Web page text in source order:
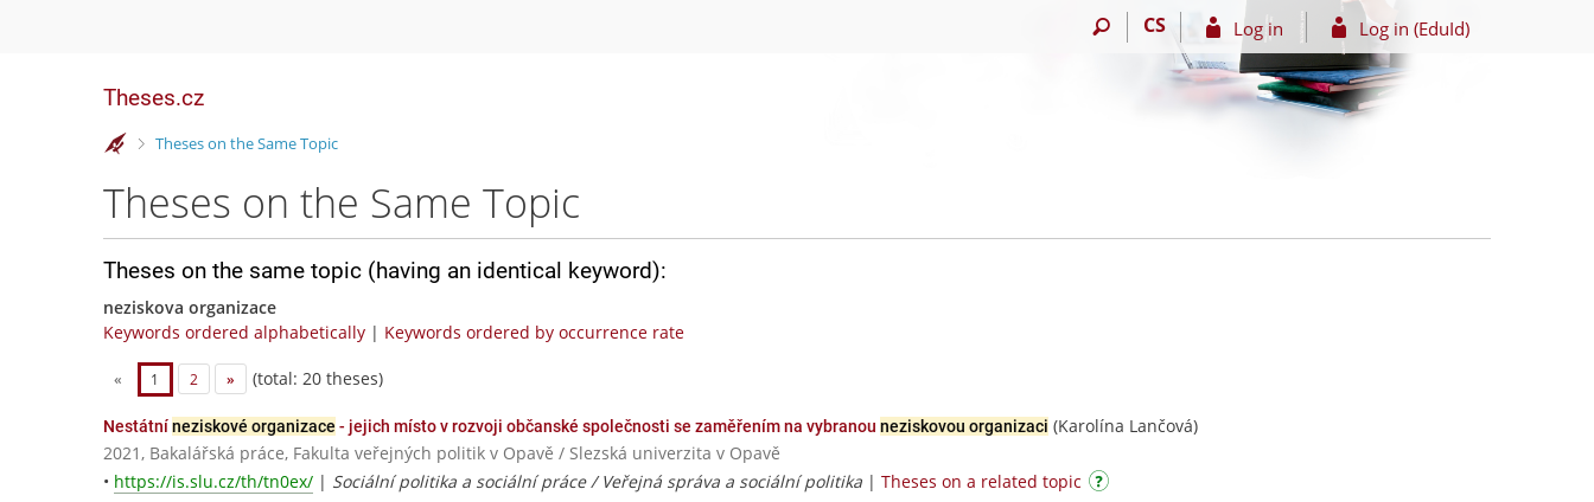
CS Log in Log in (EduId)
Theses.cz
>
Theses on the Same Topic
Theses on the Same Topic
Theses on the same topic (having an identical keyword):
neziskova organizace
Keywords ordered alphabetically | Keywords ordered by occurrence rate
« 1 2 » (total: 20 theses)
Nestátníneziskové organizace - jejich místo v rozvoji občanské společnosti se zaměřením na vybranou neziskovou organizaci (Karolína Lančová)
2021, Bakalářská práce, Fakulta veřejných politik v Opavě / Slezská univerzita v Opavě
• https://is.slu.cz/th/tn0ex/ | Sociální politika a sociální práce / Veřejná správa a sociální politika | Theses on a related topic